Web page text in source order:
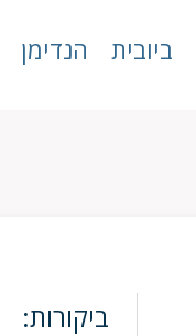
ביובית הנדימן
ביקורות: